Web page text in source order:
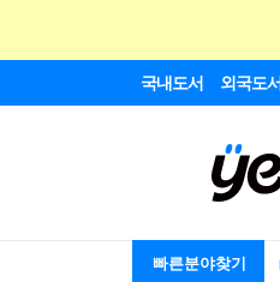
국내도서 외국도서
빠른분야찾기